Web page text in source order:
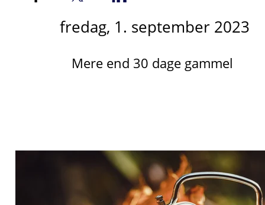
fredag, 1. september 2023
Mere end 30 dage gammel